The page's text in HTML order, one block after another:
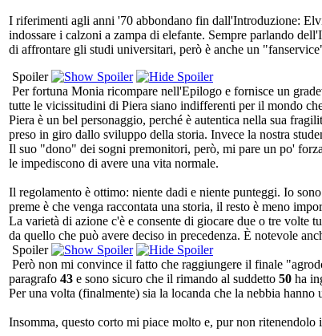
I riferimenti agli anni '70 abbondano fin dall'Introduzione:
indossare i calzoni a zampa di elefante. Sempre parlando
di affrontare gli studi universitari, però è anche un
Spoiler
Per fortuna Monia ricompare nell'Epilogo e fornisce un
tutte le vicissitudini di Piera siano indifferenti per il mondo
Piera è un bel personaggio, perché è autentica nella sua
preso in giro dallo sviluppo della storia. Invece la nostra
Il suo "dono" dei sogni premonitori, però, mi pare un po'
le impediscono di avere una vita normale.
Il regolamento è ottimo: niente dadi e niente punteggi. Io
preme è che venga raccontata una storia, il resto è meno
La varietà di azione c'è e consente di giocare due o tre volte
da quello che può avere deciso in precedenza. È notevole
Spoiler
Però non mi convince il fatto che raggiungere il finale
paragrafo 43 e sono sicuro che il rimando al suddetto 50 ha
Per una volta (finalmente) sia la locanda che la nebbia
Insomma, questo corto mi piace molto e, pur non